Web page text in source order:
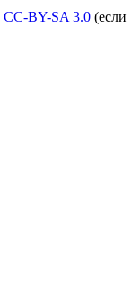
CC-BY-SA 3.0 (если